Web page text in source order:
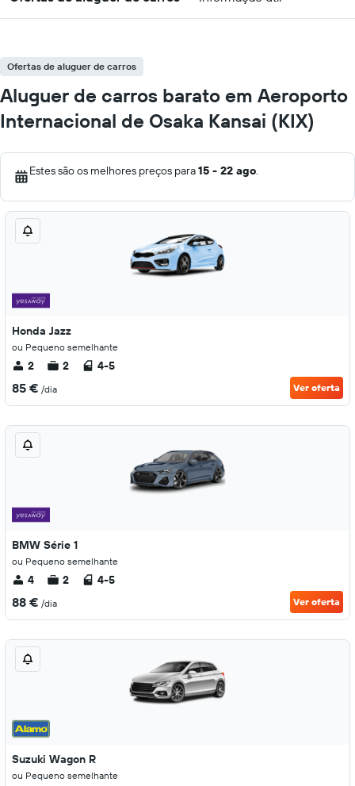
Ofertas de aluguer de carros
Aluguer de carros barato em Aeroporto
Internacional de Osaka Kansai (KIX)
Estes são os melhores preços para15 - 22 ago.
Honda Jazz
ou Pequeno semelhante
2 2 4-5
85 € /dia Ver oferta
BMW Série 1
ou Pequeno semelhante
4 2 4-5
88 € /dia Ver oferta
Suzuki Wagon R
ou Pequeno semelhante